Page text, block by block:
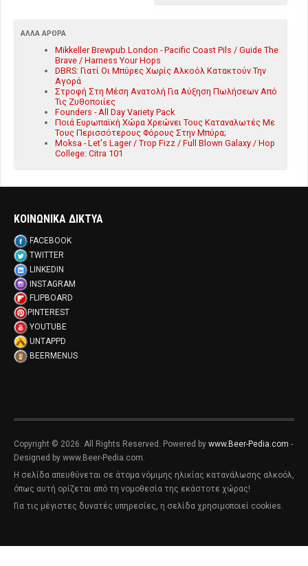
ΆΛΛΑ ΆΡΘΡΑ
Mikkeller Brewpub London - Pacific Coast Pils / Guide The
Brave / Harness Your Hops
DBRS: Γιατί Οι Μπύρες Χωρίς Αλκοόλ Κατακτούν Την
Αγορά
Στροφή Στη Μέση Ανατολή Για Αύξηση Πωλήσεων Από
Τις Ζυθοποιίες
Founders - All Day Variety Pack
Ποιά Ευρωπαϊκή Χώρα Χρεώνει Τους Καταναλωτές Με
Τους Περισσότερους Φόρους Στην Μπύρα;
Moksa - Let's Lager / Trop Fizz / Full Blown Galaxy / Hop
College: Citra 101
ΚΟΙΝΩΝΙΚΑ ΔΙΚΤΥΑ
FACEBOOK
TWITTER
LINKEDIN
INSTAGRAM
FLIPBOARD
PINTEREST
YOUTUBE
UNTAPPD
BEERMENUS
Copyright © 2026. All Rights Reserved. Powered by www.Beer-Pedia.com -
Designed by www.Beer-Pedia.com.
Η σελίδα απευθύνεται σε άτομα νόμιμης ηλικίας κατανάλωσης αλκοόλ,
όπως αυτή ορίζεται από τη νομοθεσία της εκάστοτε χώρας!
Για τις μέγιστες δυνατές υπηρεσίες, η σελίδα χρησιμοποιεί cookies.